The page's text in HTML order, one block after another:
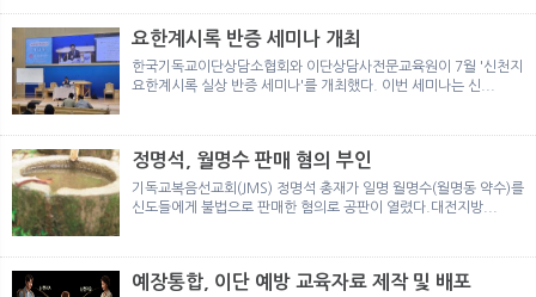
요한계시록 반증 세미나 개최
한국기독교이단상담소협회와 이단상담사전문교육원이 7월 '신천지
요한계시록 실상 반증 세미나'를 개최했다. 이번 세미나는 신...
정명석, 월명수 판매 혐의 부인
기독교복음선교회(JMS) 정명석 총재가 일명 월명수(월명동 약수)를
신도들에게 불법으로 판매한 혐의로 공판이 열렸다.대전지방...
예장통합, 이단 예방 교육자료 제작 및 배포